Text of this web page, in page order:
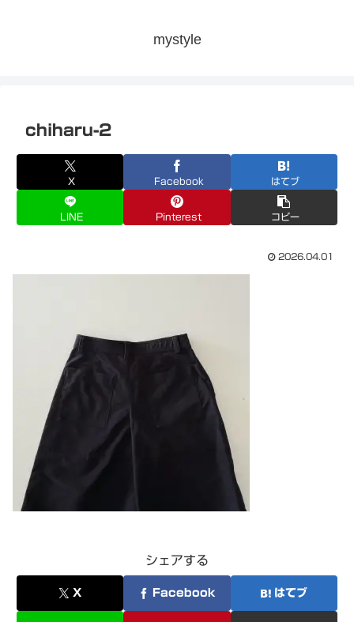
mystyle
chiharu-2
X Facebook はてブ
LINE Pinterest コピー
2026.04.01
シェアする
X Facebook はてブ